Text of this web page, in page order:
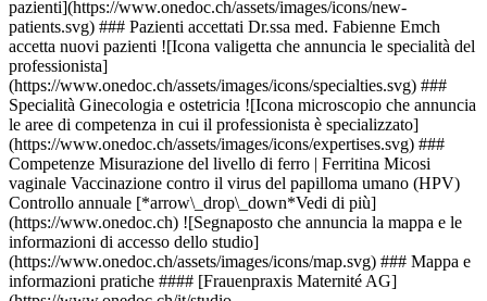
pazienti](https://www.onedoc.ch/assets/images/icons/new-
patients.svg) ### Pazienti accettati Dr.ssa med. Fabienne Emch
accetta nuovi pazienti ![Icona valigetta che annuncia le specialità del
professionista]
(https://www.onedoc.ch/assets/images/icons/specialties.svg) ###
Specialità Ginecologia e ostetricia ![Icona microscopio che annuncia
le aree di competenza in cui il professionista è specializzato]
(https://www.onedoc.ch/assets/images/icons/expertises.svg) ###
Competenze Misurazione del livello di ferro | Ferritina Micosi
vaginale Vaccinazione contro il virus del papilloma umano (HPV)
Controllo annuale [*arrow\_drop\_down*Vedi di più]
(https://www.onedoc.ch) ![Segnaposto che annuncia la mappa e le
informazioni di accesso dello studio]
(https://www.onedoc.ch/assets/images/icons/map.svg) ### Mappa e
informazioni pratiche #### [Frauenpraxis Maternité AG]